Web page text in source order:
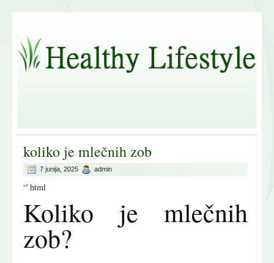
koliko je mlečnih zob
7 junija, 2025 admin
“`html
Koliko je mlečnih
zob?